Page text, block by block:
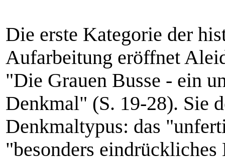
Die erste Kategorie der
Aufarbeitung eröffnet
"Die Grauen Busse - ein
Denkmal" (S. 19-28). Sie
Denkmaltypus: das
"besonders